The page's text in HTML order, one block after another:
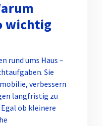
wichtig
rund ums Haus –
Sie
verbessern
langfristig zu
ob kleinere